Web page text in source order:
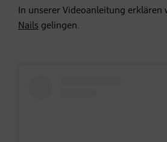
In unserer Videoanleitung erklären
Nails gelingen.